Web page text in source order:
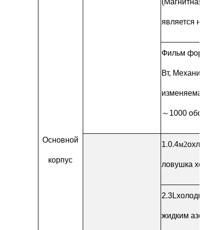
Основной
корпус
(Магнитная
является
Фильм
Вт,
изменяемая
～ 1000
1.0.4м2
ловушка
2.3Lхолодная
жидким азотом